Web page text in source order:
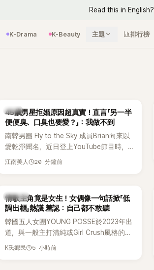
Read this in English?
K-Drama K-Beauty 主題 排行榜
韓星
45歲男星拒婚原因超真實！直言「另一半
便便臭、口臭也要愛？」：我做不到
南韓男團 Fly to the Sky 成員Brian向來以
愛乾淨聞名，近日登上YouTube節目時，
再度談到自己的婚姻觀，直言無法理解「連
江南美人 20 分鐘前
K-POP
情歌主角竟是女生！女偶像一句話掀「低
調出櫃」熱議 羞認：自己都不敢聽
韓國五人女團YOUNG POSSE於2023年出
道，與一般主打清純或Girl Crush風格的女
團不同，她們以濃厚的Hip-Hop元素、自
K氏鄉民 5 小時前